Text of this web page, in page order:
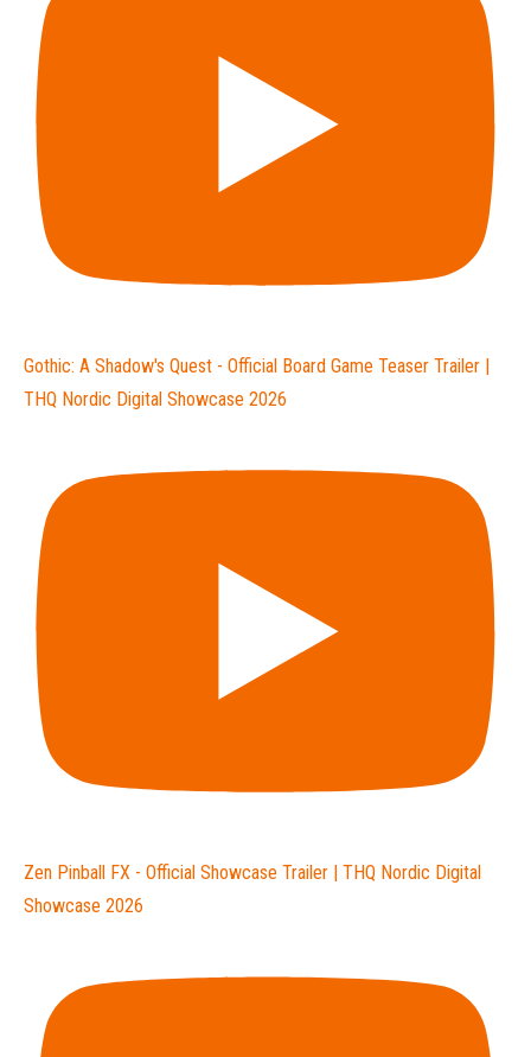
Gothic: A Shadow's Quest - Official Board Game Teaser Trailer |
THQ Nordic Digital Showcase 2026
Zen Pinball FX - Official Showcase Trailer | THQ Nordic Digital
Showcase 2026